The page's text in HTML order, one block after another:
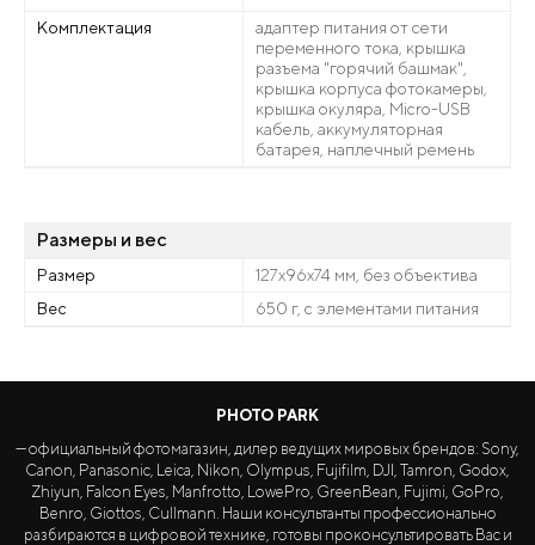
Комплектация
адаптер питания от сети
переменного тока, крышка
разъема "горячий башмак",
крышка корпуса фотокамеры,
крышка окуляра, Micro-USB
кабель, аккумуляторная
батарея, наплечный ремень
Размеры и вес
Размер
127x96x74 мм, без объектива
Вес
650 г, с элементами питания
PHOTO PARK
— официальный фотомагазин, дилер ведущих мировых брендов: Sony,
Canon, Panasonic, Leica, Nikon, Olympus, Fujifilm, DJI, Tamron, Godox,
Zhiyun, Falcon Eyes, Manfrotto, LowePro, GreenBean, Fujimi, GoPro,
Benro, Giottos, Cullmann. Наши консультанты профессионально
разбираются в цифровой технике, готовы проконсультировать Вас и